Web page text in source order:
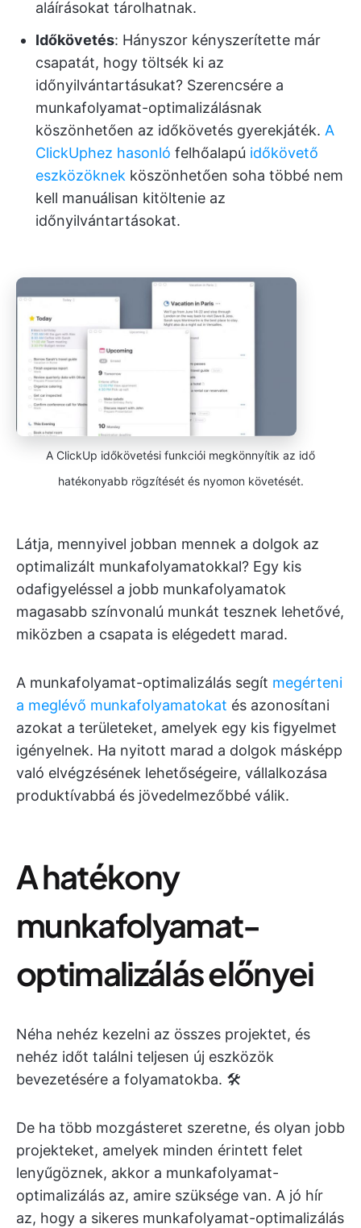
aláírásokat tárolhatnak.
Időkövetés: Hányszor kényszerítette már
csapatát, hogy töltsék ki az
időnyilvántartásukat? Szerencsére a
munkafolyamat-optimalizálásnak
köszönhetően az időkövetés gyerekjáték. A
ClickUphez hasonló felhőalapú időkövető
eszközöknek köszönhetően soha többé nem
kell manuálisan kitöltenie az
időnyilvántartásokat.
A ClickUp időkövetési funkciói megkönnyítik az idő
hatékonyabb rögzítését és nyomon követését.
Látja, mennyivel jobban mennek a dolgok az
optimalizált munkafolyamatokkal? Egy kis
odafigyeléssel a jobb munkafolyamatok
magasabb színvonalú munkát tesznek lehetővé,
miközben a csapata is elégedett marad.
A munkafolyamat-optimalizálás segít megérteni
a meglévő munkafolyamatokat és azonosítani
azokat a területeket, amelyek egy kis figyelmet
igényelnek. Ha nyitott marad a dolgok másképp
való elvégzésének lehetőségeire, vállalkozása
produktívabbá és jövedelmezőbbé válik.
A hatékony
munkafolyamat-
optimalizálás előnyei
Néha nehéz kezelni az összes projektet, és
nehéz időt találni teljesen új eszközök
bevezetésére a folyamatokba. 🛠️
De ha több mozgásteret szeretne, és olyan jobb
projekteket, amelyek minden érintett felet
lenyűgöznek, akkor a munkafolyamat-
optimalizálás az, amire szüksége van. A jó hír
az, hogy a sikeres munkafolyamat-optimalizálás